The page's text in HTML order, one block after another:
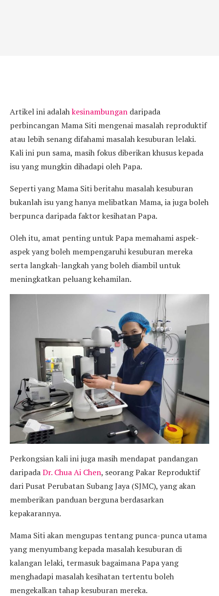
Artikel ini adalahkesinambungan daripada
perbincangan Mama Siti mengenai masalah reproduktif
atau lebih senang difahami masalah kesuburan lelaki.
Kali ini pun sama, masih fokus diberikan khusus kepada
isu yang mungkin dihadapi oleh Papa.
Seperti yang Mama Siti beritahu masalah kesuburan
bukanlah isu yang hanya melibatkan Mama, ia juga boleh
berpunca daripada faktor kesihatan Papa.
Oleh itu, amat penting untuk Papa memahami aspek-
aspek yang boleh mempengaruhi kesuburan mereka
serta langkah-langkah yang boleh diambil untuk
meningkatkan peluang kehamilan.
Perkongsian kali ini juga masih mendapat pandangan
daripadaDr. Chua Ai Chen, seorang Pakar Reproduktif
dari Pusat Perubatan Subang Jaya (SJMC), yang akan
memberikan panduan berguna berdasarkan
kepakarannya.
Mama Siti akan mengupas tentang punca-punca utama
yang menyumbang kepada masalah kesuburan di
kalangan lelaki, termasuk bagaimana Papa yang
menghadapi masalah kesihatan tertentu boleh
mengekalkan tahap kesuburan mereka.